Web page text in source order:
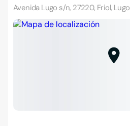
Avenida Lugo s/n, 27220, Friol, Lugo